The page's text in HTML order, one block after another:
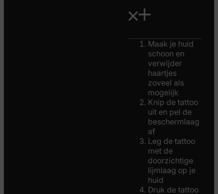
Maak je huid
schoon en
verwijder
haartjes
zoveel als
mogelijk
Knip de tattoo
uit en pel de
beschermlaag
af
Leg de tattoo
met de
doorzichtige
lijmlaag op je
huid
Druk de tattoo